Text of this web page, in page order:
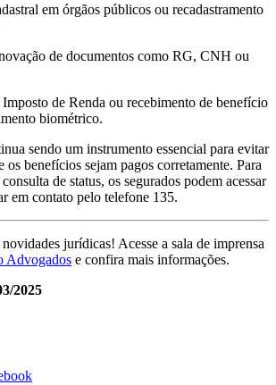
em órgãos públicos ou recadastramento
de documentos como RG, CNH ou
de Renda ou recebimento de benefício
biométrico.
sendo um instrumento essencial para evitar
os benefícios sejam pagos corretamente. Para
de status, os segurados podem acessar
em contato pelo telefone 135.
jurídicas! Acesse a sala de imprensa
Advogados e confira mais informações.
2025